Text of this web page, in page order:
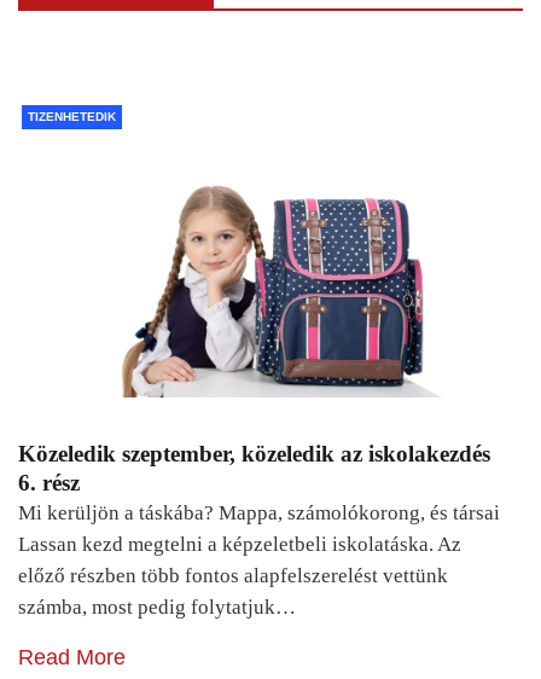
TIZENHETEDIK
Közeledik szeptember, közeledik az iskolakezdés
6. rész
Mi kerüljön a táskába? Mappa, számolókorong, és társai
Lassan kezd megtelni a képzeletbeli iskolatáska. Az
előző részben több fontos alapfelszerelést vettünk
számba, most pedig folytatjuk…
Read More